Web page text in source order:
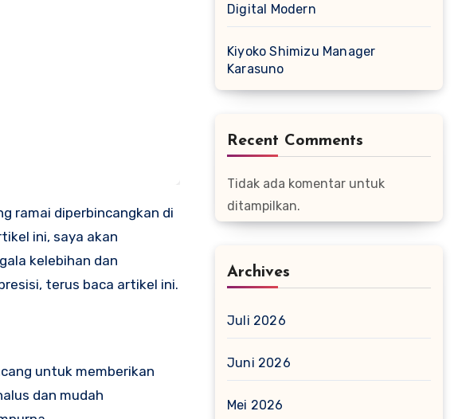
ramai diperbincangkan di
ini, saya akan
kelebihan dan
terus baca artikel ini.
untuk memberikan
dan mudah
Digital Modern
Kiyoko Shimizu Manager
Karasuno
Recent Comments
Tidak ada komentar untuk
ditampilkan.
Archives
Juli 2026
Juni 2026
Mei 2026